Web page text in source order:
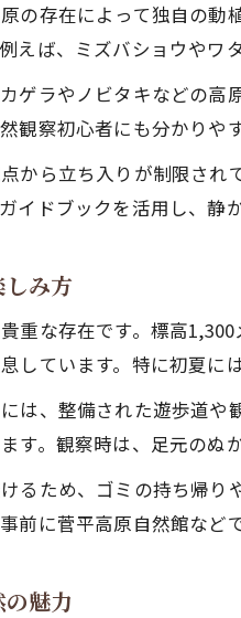
季節
菅平
自然
の存在によって独自の
えば、ミズバショウやワ
ゲラやノビタキなどの
観察初心者にも分かりや
から立ち入りが制限さ
イドブックを活用し、静
み方
重な存在です。標高
しています。特に初夏に
は、整備された遊歩道
す。観察時は、足元のぬ
るため、ゴミの持ち帰
前に菅平高原自然館など
魅力